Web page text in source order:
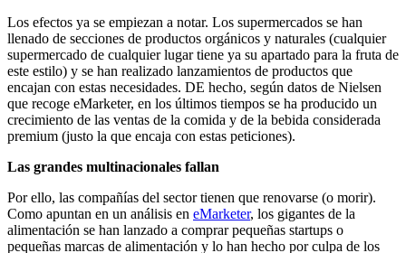
Los efectos ya se empiezan a notar. Los supermercados se han
llenado de secciones de productos orgánicos y naturales (cualquier
supermercado de cualquier lugar tiene ya su apartado para la fruta de
este estilo) y se han realizado lanzamientos de productos que
encajan con estas necesidades. DE hecho, según datos de Nielsen
que recoge eMarketer, en los últimos tiempos se ha producido un
crecimiento de las ventas de la comida y de la bebida considerada
premium (justo la que encaja con estas peticiones).
Las grandes multinacionales fallan
Por ello, las compañías del sector tienen que renovarse (o morir).
Como apuntan en un análisis en eMarketer, los gigantes de la
alimentación se han lanzado a comprar pequeñas startups o
pequeñas marcas de alimentación y lo han hecho por culpa de los